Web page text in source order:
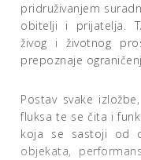
pridruživanjem
obitelji i prijatelja.
živog i životnog
prepoznaje
Postav svake
fluksa te se čita i
koja se sastoji od
objekata,